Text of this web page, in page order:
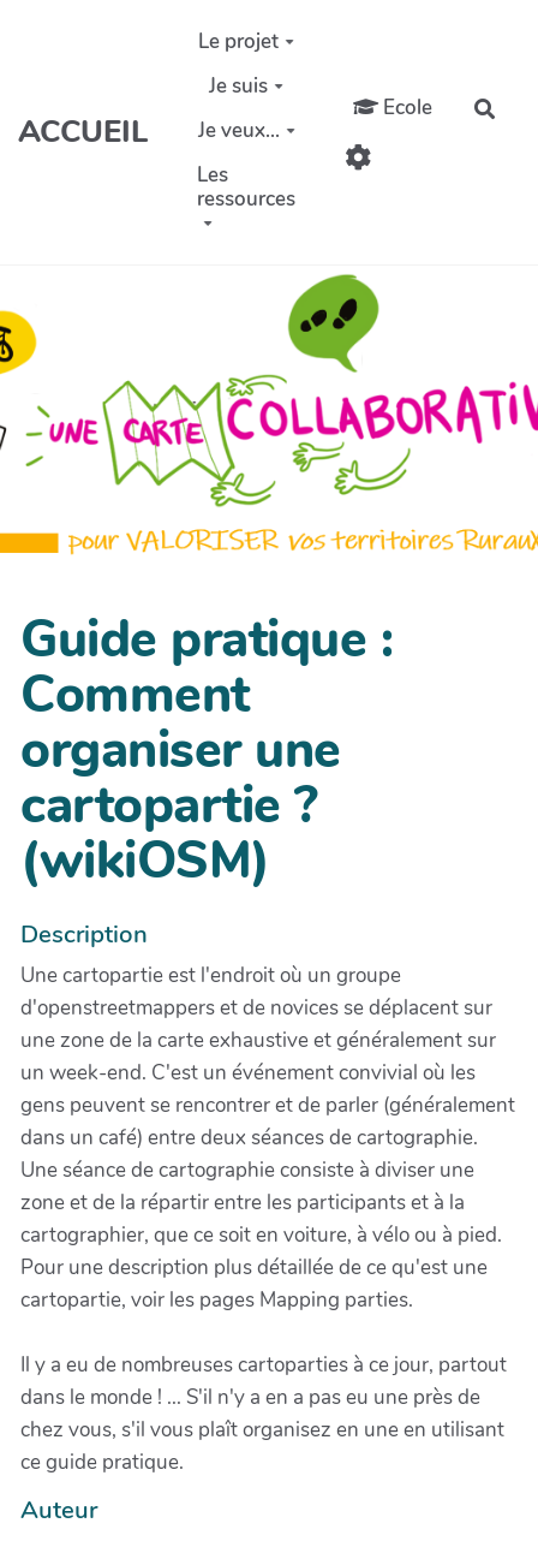
Aller au contenu principal
ACCUEIL
Le projet
Je suis
Je veux...
Les
ressources
Ecole
Guide pratique :
Comment
organiser une
cartopartie ?
(wikiOSM)
Description
Une cartopartie est l'endroit où un groupe
d'openstreetmappers et de novices se déplacent sur
une zone de la carte exhaustive et généralement sur
un week-end. C'est un événement convivial où les
gens peuvent se rencontrer et de parler (généralement
dans un café) entre deux séances de cartographie.
Une séance de cartographie consiste à diviser une
zone et de la répartir entre les participants et à la
cartographier, que ce soit en voiture, à vélo ou à pied.
Pour une description plus détaillée de ce qu'est une
cartopartie, voir les pages Mapping parties.
Il y a eu de nombreuses cartoparties à ce jour, partout
dans le monde ! ... S'il n'y a en a pas eu une près de
chez vous, s'il vous plaît organisez en une en utilisant
ce guide pratique.
Auteur